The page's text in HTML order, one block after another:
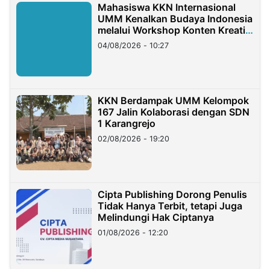
Mahasiswa KKN Internasional
UMM Kenalkan Budaya Indonesia
melalui Workshop Konten Kreatif
di Taiwan
04/08/2026 - 10:27
KKN Berdampak UMM Kelompok
167 Jalin Kolaborasi dengan SDN
1 Karangrejo
02/08/2026 - 19:20
Cipta Publishing Dorong Penulis
Tidak Hanya Terbit, tetapi Juga
Melindungi Hak Ciptanya
01/08/2026 - 12:20